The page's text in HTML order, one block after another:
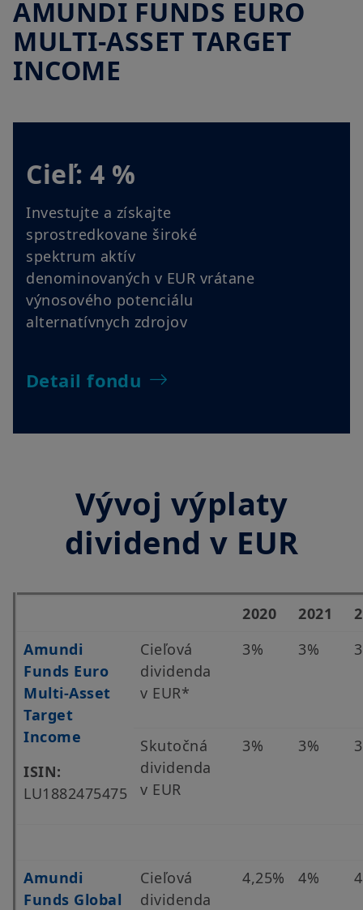
týmto webovým stránkam, ktoré nájdete v
Právnom
ste sa s týmito podmienkami prístupu zoznámili a že s nimi
AMUNDI FUNDS EURO
MULTI-ASSET TARGET
INCOME
Cieľ: 4 %
Investujte a získajte
sprostredkovane široké
spektrum aktív
denominovaných v EUR vrátane
výnosového potenciálu
alternatívnych zdrojov
Detail fondu
Vývoj výplaty
dividend v EUR
2020 2021
Amundi
Funds Euro
Multi-Asset
Target
Income
ISIN:
LU1882475475
Cieľová
dividenda
v EUR*
3% 3%
Skutočná
dividenda
v EUR
3% 3%
Amundi
Funds Global
Cieľová
dividenda
4,25% 4%